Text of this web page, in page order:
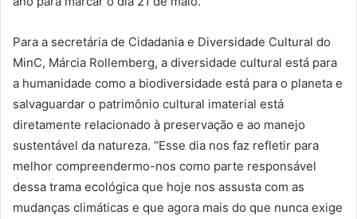
Para a secretária de Cidadania e Diversidade Cultural do
MinC, Márcia Rollemberg, a diversidade cultural está para
a humanidade como a biodiversidade está para o planeta e
salvaguardar o patrimônio cultural imaterial está
diretamente relacionado à preservação e ao manejo
sustentável da natureza. “Esse dia nos faz refletir para
melhor compreendermo-nos como parte responsável
dessa trama ecológica que hoje nos assusta com as
mudanças climáticas e que agora mais do que nunca exige